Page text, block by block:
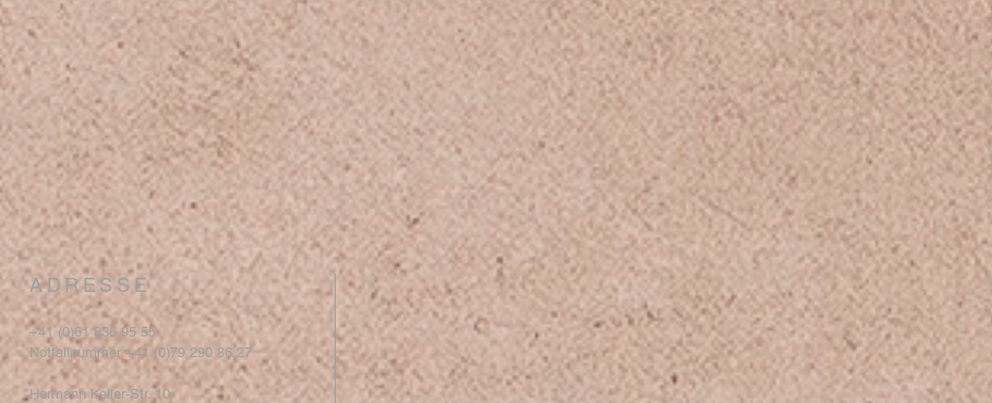
ADRESSE
+41 (0)61 836 95 55
Notfallnummer +41 (0)79 290 86 27
Hermann Keller-Str. 10